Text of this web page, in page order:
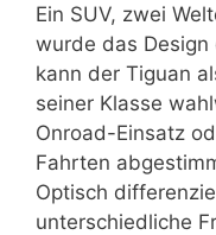
Ein SUV, zwei
wurde das
kann der Tiguan
seiner Klasse
Onroad-Einsatz
Fahrten
Optisch
unterschiedliche